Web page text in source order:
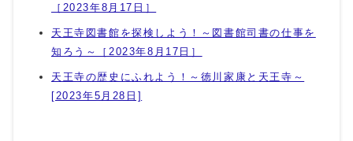
［2023年8月17日］
天王寺図書館を探検しよう！～図書館司書の仕事を
知ろう～［2023年8月17日］
天王寺の歴史にふれよう！～徳川家康と天王寺～
[2023年5月28日]